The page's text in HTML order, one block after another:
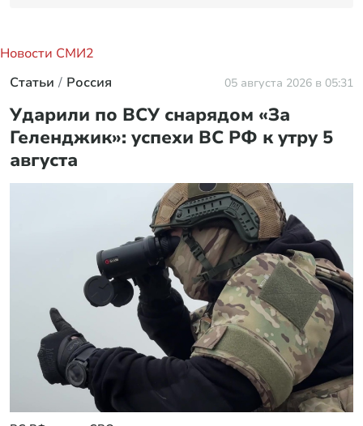
Новости СМИ2
Россия нанесла неожиданный удар по Токио в
споре за Курилы
планеты: в чем причина
Русское имя стало супер популярным среди
новорожденных в США
Новое фото Пугачевой вызвало неожиданную
версию о переломе
Статьи Россия 05 августа 2026 в 05:31
Ударили по ВСУ снарядом «За